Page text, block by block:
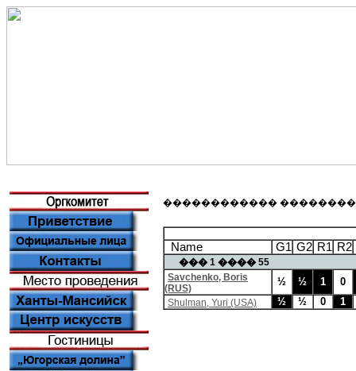
������������ ���������� -
Name G1 G2 R1 R2
��� 1 ���� 55
Savchenko, Boris
(RUS)
½ ½ 1 0
Shulman, Yuri (USA) ½ ½ 0 1